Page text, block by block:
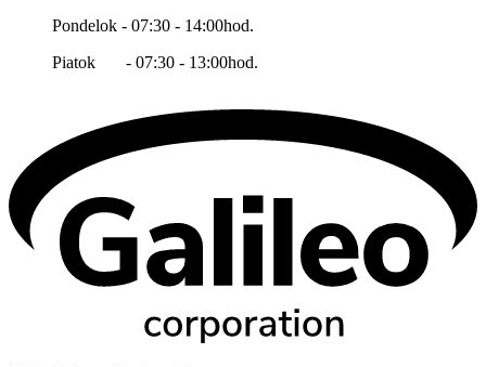
Pondelok - 07:30 - 14:00hod.
Piatok - 07:30 - 13:00hod.